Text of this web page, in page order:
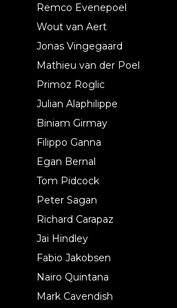
Remco Evenepoel
Wout van Aert
Jonas Vingegaard
Mathieu van der Poel
Primoz Roglic
Julian Alaphilippe
Biniam Girmay
Filippo Ganna
Egan Bernal
Tom Pidcock
Peter Sagan
Richard Carapaz
Jai Hindley
Fabio Jakobsen
Nairo Quintana
Mark Cavendish